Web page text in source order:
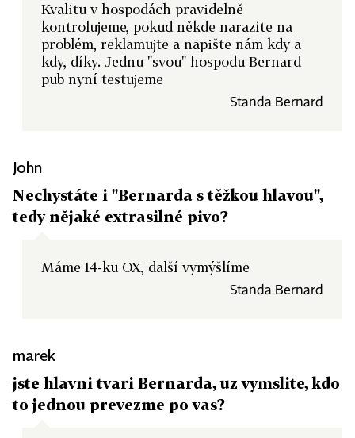
Kvalitu v hospodách pravidelně
kontrolujeme, pokud někde narazíte na
problém, reklamujte a napište nám kdy a
kdy, díky. Jednu "svou" hospodu Bernard
pub nyní testujeme
Standa Bernard
John
Nechystáte i "Bernarda s těžkou hlavou",
tedy nějaké extrasilné pivo?
Máme 14-ku OX, další vymýšlíme
Standa Bernard
marek
jste hlavni tvari Bernarda, uz vymslite, kdo
to jednou prevezme po vas?